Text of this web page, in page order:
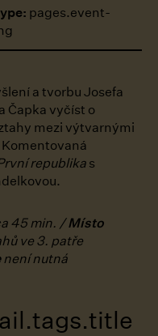
pages.event-
a tvorbu Josefa
Čapka vyčíst o
mezi výtvarnými
republika s
45 min. /Místo
ve 3. patře
není nutná